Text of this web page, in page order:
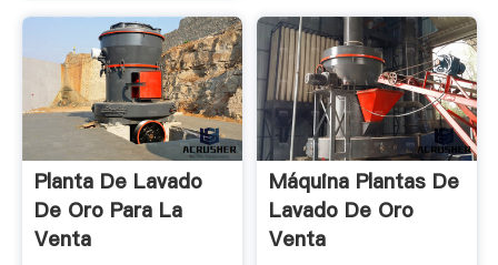
Planta De Lavado
De Oro Para La
Venta
Máquina Plantas De
Lavado De Oro
Venta